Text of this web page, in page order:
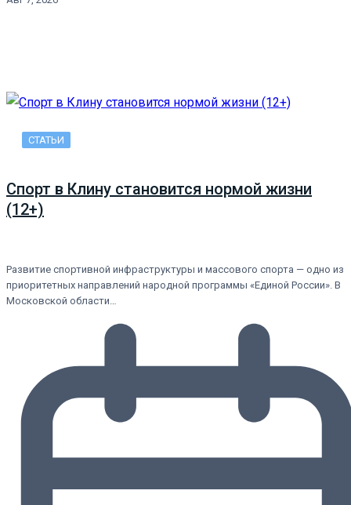
СТАТЬИ
Спорт в Клину становится нормой жизни
(12+)
Развитие спортивной инфраструктуры и массового спорта — одно из
приоритетных направлений народной программы «Единой России». В
Московской области…